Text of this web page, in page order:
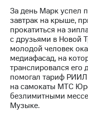
Собрания
акционеров
Личный
кабинет
акционера
капитал
Контроль
и
аудит
За день Марк успел
завтрак на крыше,
прокатиться на
с друзьями в Новой
молодой человек
медиафасад, на
транслировался его
помогал тариф РИИЛ
на самокаты МТС
безлимитными
Музыке.